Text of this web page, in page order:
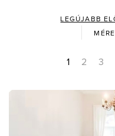
LEGÚJABB
1 2 3